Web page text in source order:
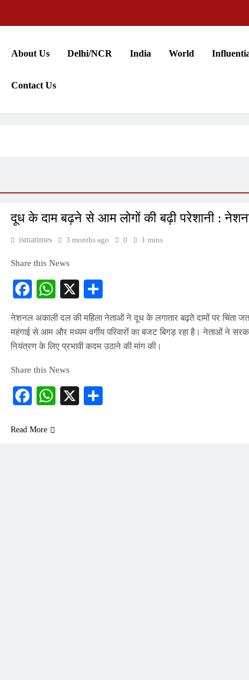
About Us Delhi/NCR India World
Contact Us
दूध के दाम बढ़ने से आम लोगों की बढ़ी परेशानी :
ismatimes 3 months ago 0 1 mins
Share this News
Facebook
WhatsApp
X
नेशनल अकाली दल की महिला नेताओं ने दूध के लगातार बढ़ते दामों पर चिंता
महंगाई से आम और मध्यम वर्गीय परिवारों का बजट बिगड़ रहा है। नेताओं ने
नियंत्रण के लिए प्रभावी कदम उठाने की मांग की।
Share this News
Facebook
WhatsApp
X
Read More